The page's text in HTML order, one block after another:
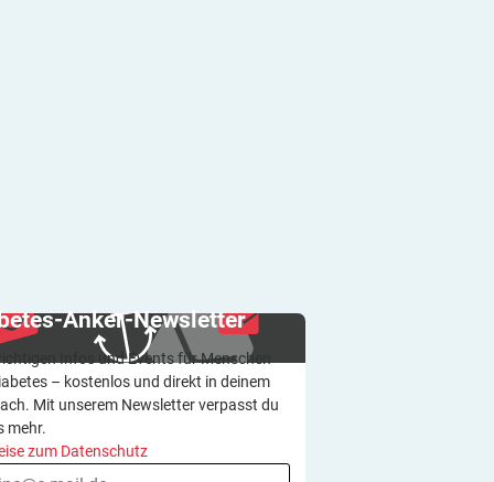
Anker-Newsletter
Infos und Events für Menschen
– kostenlos und direkt in deinem
Mit unserem Newsletter verpasst du
mehr.
zum Datenschutz